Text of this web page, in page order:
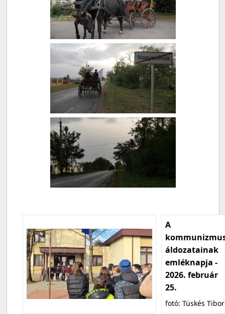
A
áldozatainak
emléknapja -
2026. február
25.
fotó: Tüskés Tibor